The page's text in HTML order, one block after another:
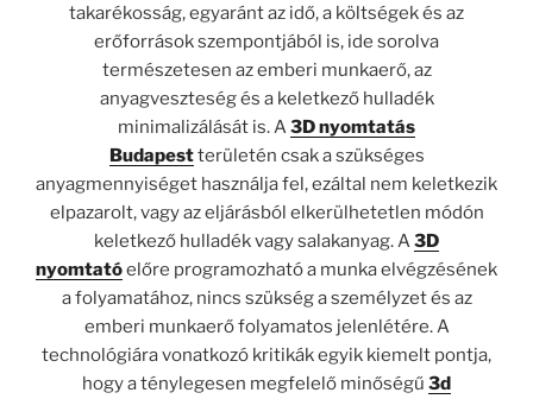
takarékosság, egyaránt az idő, a költségek és az
erőforrások szempontjából is, ide sorolva
természetesen az emberi munkaerő, az
anyagveszteség és a keletkező hulladék
minimalizálását is. A3D nyomtatás
Budapestterületén csak a szükséges
anyagmennyiséget használja fel, ezáltal nem keletkezik
elpazarolt, vagy az eljárásból elkerülhetetlen módón
keletkező hulladék vagy salakanyag. A3D
nyomtatóelőre programozható a munka elvégzésének
a folyamatához, nincs szükség a személyzet és az
emberi munkaerő folyamatos jelenlétére. A
technológiára vonatkozó kritikák egyik kiemelt pontja,
hogy a ténylegesen megfelelő minőségű 3d